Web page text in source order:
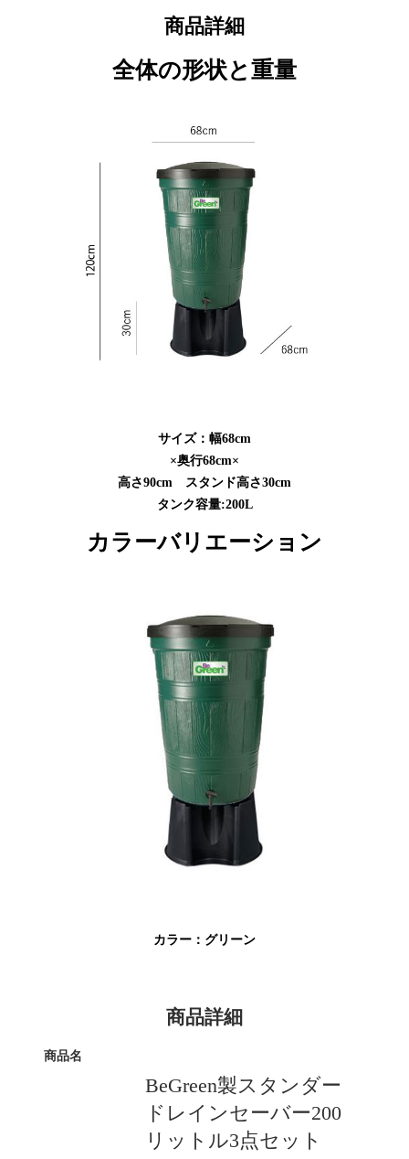
商品詳細
全体の形状と重量
サイズ：幅68cm
×奥行68cm×
高さ90cm スタンド高さ30cm
タンク容量:200L
カラーバリエーション
カラー：グリーン
商品詳細
商品名
BeGreen製スタンダー
ドレインセーバー200
リットル3点セット